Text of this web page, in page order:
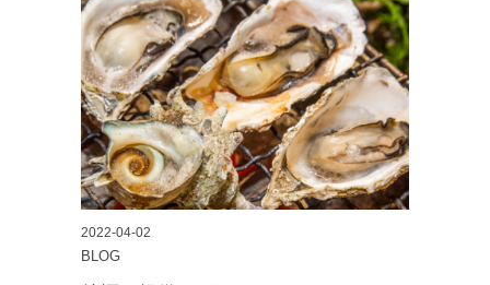
2022-04-02
BLOG